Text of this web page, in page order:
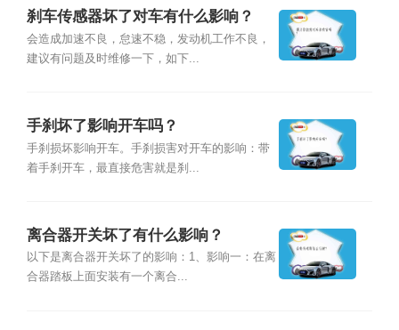
刹车传感器坏了对车有什么影响？
会造成加速不良，怠速不稳，发动机工作不良，
建议有问题及时维修一下，如下...
手刹坏了影响开车吗？
手刹损坏影响开车。手刹损害对开车的影响：带
着手刹开车，最直接危害就是刹...
离合器开关坏了有什么影响？
以下是离合器开关坏了的影响：1、影响一：在离
合器踏板上面安装有一个离合...